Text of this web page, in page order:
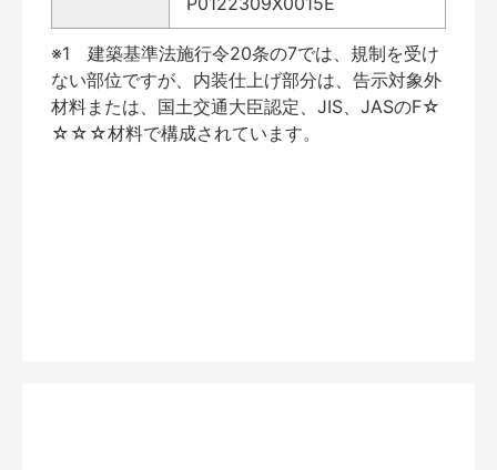
※1 建築基準法施行令20条の7では、規制を受け
ない部位ですが、内装仕上げ部分は、告示対象外
材料または、国土交通大臣認定、JIS、JASのF☆
☆☆☆材料で構成されています。